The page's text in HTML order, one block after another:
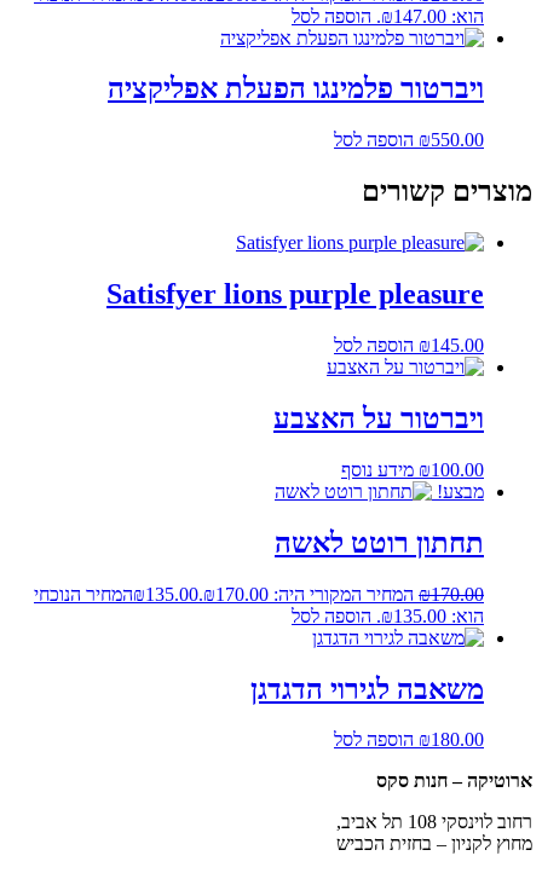
הוא: ₪147.00.
הוספה לסל
ויברטור פלמינגו הפעלת אפליקציה
₪550.00 הוספה לסל
מוצרים קשורים
Satisfyer lions purple pleasure
₪145.00 הוספה לסל
ויברטור על האצבע
₪100.00
מידע נוסף
מבצע!
תחתון רוטט לאשה
₪170.00 המחיר המקורי היה: ₪170.00. ₪135.00
המחיר הנוכחי
הוא: ₪135.00.
הוספה לסל
משאבה לגירוי הדגדגן
₪180.00
הוספה לסל
ארוטיקה – חנות סקס
רחוב לוינסקי 108 תל אביב,
מחוץ לקניון – בחזית הכביש